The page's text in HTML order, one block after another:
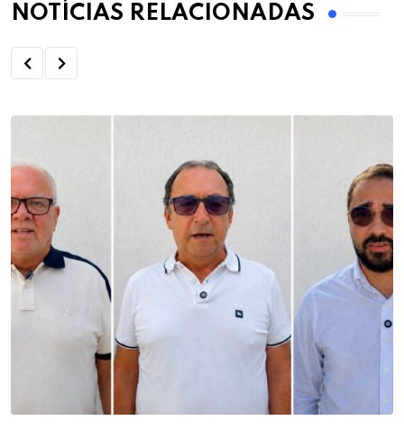
NOTÍCIAS RELACIONADAS